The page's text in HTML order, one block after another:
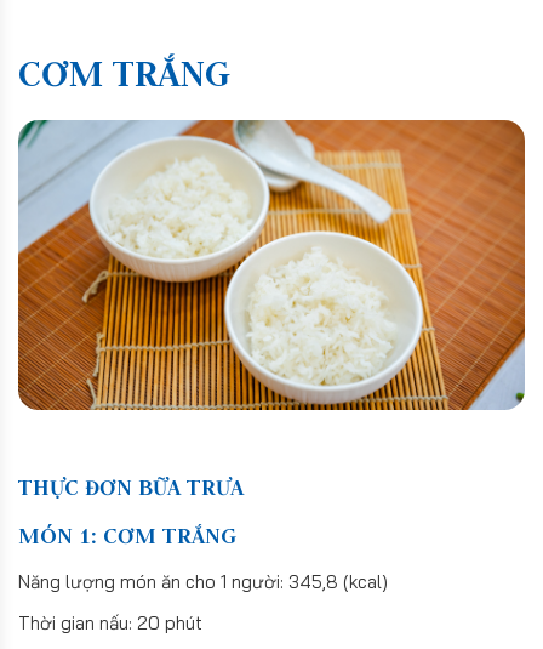
CƠM TRẮNG
THỰC ĐƠN BỮA TRƯA
MÓN 1: CƠM TRẮNG
Năng lượng món ăn cho 1 người: 345,8 (kcal)
Thời gian nấu: 20 phút